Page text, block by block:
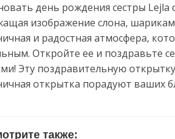
день рождения сестры
изображение слона,
и радостная атмосфера,
Откройте ее и поздравьте
Эту поздравительную
открытка порадуют ваших
также: